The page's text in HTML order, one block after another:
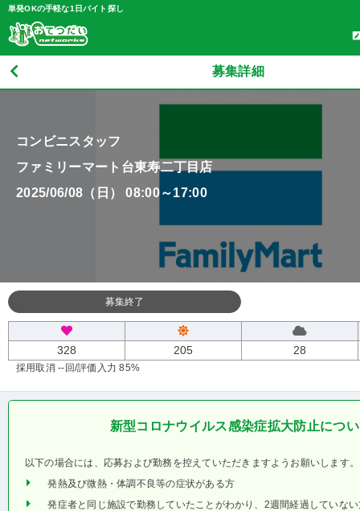
単発OKの手軽な1日バイト探し
募集詳細
コンビニスタッフ
ファミリーマート台東寿二丁目店
2025/06/08（日） 08:00～17:00
募集終了
328 205 28
採用取消 --回/評価入力 85%
新型コロナウイルス感染症拡大防止につ
以下の場合には、応募および勤務を控えていただきますようお願いします。
発熱及び微熱・体調不良等の症状がある方
発症者と同じ施設で勤務していたことがわかり、2週間経過していな